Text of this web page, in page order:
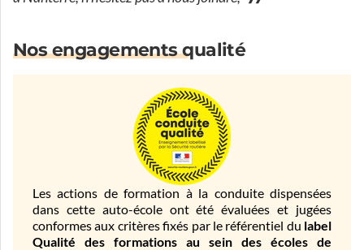
Nos engagements qualité
Les actions de formation à la conduite dispensées
dans cette auto-école ont été évaluées et jugées
conformes aux critères fixés par le référentiel du label
Qualité des formations au sein des écoles de